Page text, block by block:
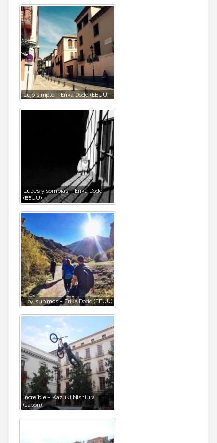
Lujo simple – Erika Dodd (EEUU)
Luces y sombras – Erika Dodd
(EEUU)
Hoy subimos – Erika Dodd (EEUU)
Increíble – Kazuki Nishiura
(Japón)